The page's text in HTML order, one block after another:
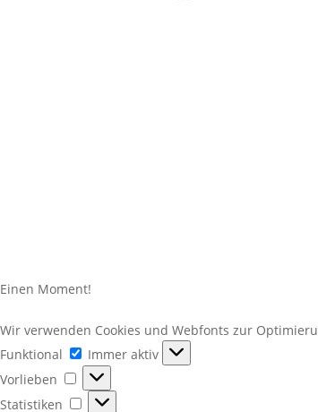
Einen Moment!
Wir verwenden Cookies und Webfonts zur
Funktional
Funktional
Immer aktiv
Vorlieben
Vorlieben
Statistiken
Statistiken